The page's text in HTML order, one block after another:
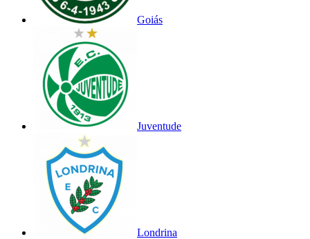
Goiás
Juventude
Londrina